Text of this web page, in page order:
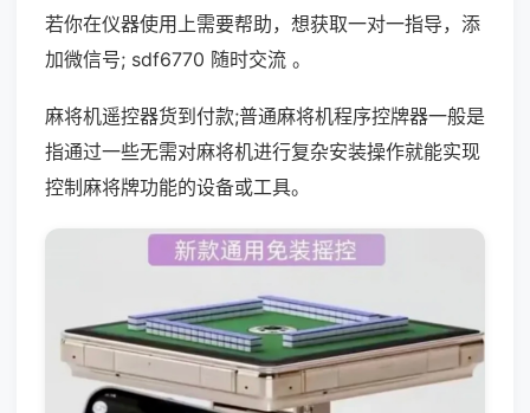
若你在仪器使用上需要帮助，想获取一对一指导，添
加微信号; sdf6770 随时交流 。
麻将机遥控器货到付款;普通麻将机程序控牌器一般是
指通过一些无需对麻将机进行复杂安装操作就能实现
控制麻将牌功能的设备或工具。